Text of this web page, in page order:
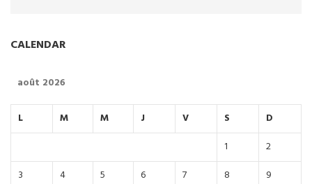
CALENDAR
août 2026
L M M J V S
D
1
2
3
4 5 6 7 8
9